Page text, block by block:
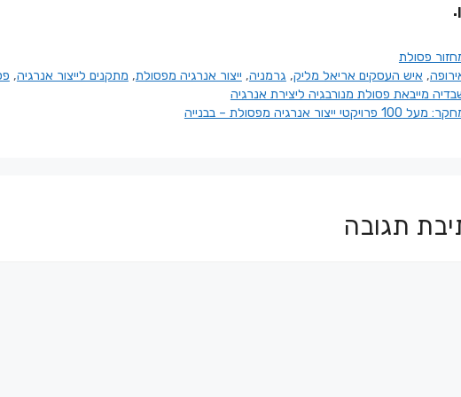
פסולת
, איש העסקים אריאל מליק, גרמניה, ייצור אנרגיה מפסולת, מתקנים לייצור אנרגיה,
מייבאת פסולת מנורבגיה ליצירת אנרגיה
מעל 100 פרויקטי ייצור אנרגיה מפסולת – בבנייה
תגובה